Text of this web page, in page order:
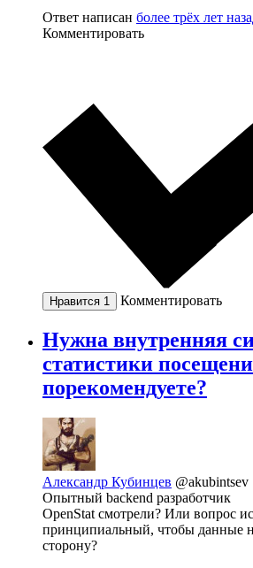
Ответ написан более трёх лет
Комментировать
Нравится 1 Комментировать
Нужна внутренняя
статистики
порекомендуете?
Александр Кубинцев @akubintsev
Опытный backend разработчик
OpenStat смотрели? Или вопрос
принципиальный, чтобы данные
сторону?